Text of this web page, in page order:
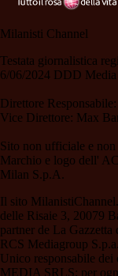
Milanisti Channel
Testata giornalistica
6/06/2024 DDD Media
Direttore
Vice Direttore: Max
Sito non ufficiale e
Marchio e logo dell'
Milan S.p.A.
Il sito
delle Risaie 3, 20079
partner de La
RCS Mediagroup
Unico responsabile
MEDIA SRLS; per